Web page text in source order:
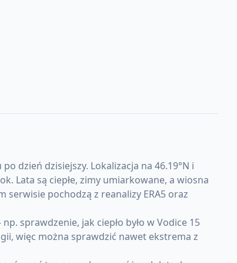
dzień dzisiejszy. Lokalizacja na 46.19°N i
Lata są ciepłe, zimy umiarkowane, a wiosna
pochodzą z reanalizy ERA5 oraz
sprawdzenie, jak ciepło było w Vodice 15
więc można sprawdzić nawet ekstrema z